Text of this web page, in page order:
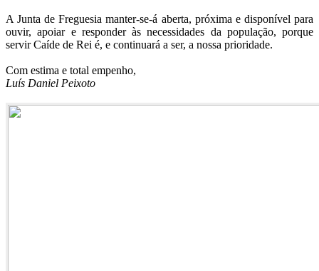
A Junta de Freguesia manter-se-á aberta, próxima e disponível para
ouvir, apoiar e responder às necessidades da população, porque
servir Caíde de Rei é, e continuará a ser, a nossa prioridade.
Com estima e total empenho,
Luís Daniel Peixoto